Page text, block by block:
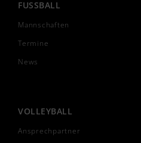
FUSSBALL
Mannschaften
Termine
News
VOLLEYBALL
Ansprechpartner